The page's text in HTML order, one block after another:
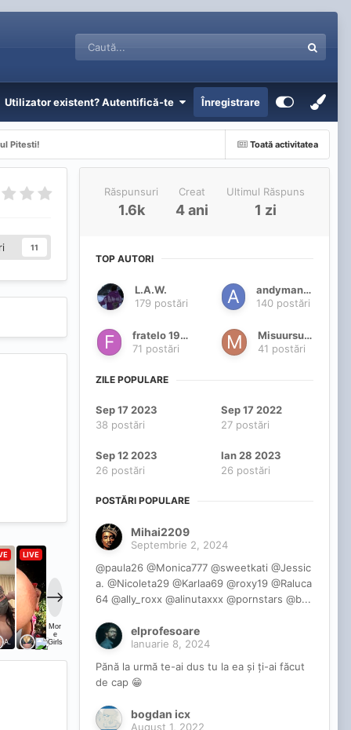
Utilizator existent? Autentifică-te Înregistrare
Toată activitatea
Pitesti!
11
Răspunsuri
1.6k
Creat
4 ani
Ultimul Răspuns
1 zi
TOP AUTORI
L.A.W.
179 postări
andymanhot
140 postări
fratelo 1968
71 postări
Misuursulet
41 postări
ZILE POPULARE
Sep 17 2023
38 postări
Sep 17 2022
27 postări
Sep 12 2023
26 postări
Ian 28 2023
26 postări
POSTĂRI POPULARE
Mihai2209
Septembrie 2, 2024
@paula26 @Monica777 @sweetkati @Jessic
a. @Nicoleta29 @Karlaa69 @roxy19 @Raluca
64 @ally_roxx @alinutaxxx @pornstars @b...
elprofesoare
Ianuarie 8, 2024
Pănă la urmă te-ai dus tu la ea și ți-ai făcut
de cap 😁
bogdan icx
August 1, 2022